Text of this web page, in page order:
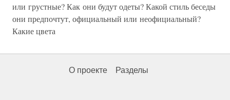
или грустные? Как они будут одеты? Какой стиль беседы
они предпочтут, официальный или неофициальный?
Какие цвета
О проекте Разделы